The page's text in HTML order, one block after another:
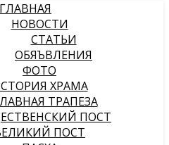
ГЛАВНАЯ
НОВОСТИ
СТАТЬИ
ОБЯЪВЛЕНИЯ
ФОТО
ХРАМА
ТРАПЕЗА
ПОСТ
ПОСТ